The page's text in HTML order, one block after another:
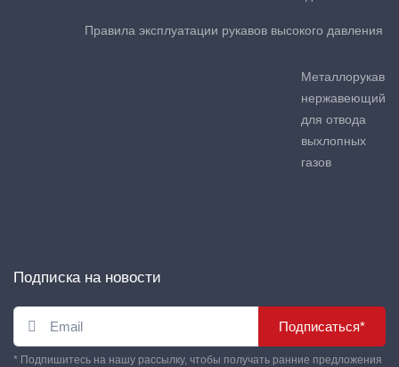
Правила эксплуатации рукавов высокого давления
Металлорукав
нержавеющий
для отвода
выхлопных
газов
Подписка на новости
Подписаться*
* Подпишитесь на нашу рассылку, чтобы получать ранние предложения